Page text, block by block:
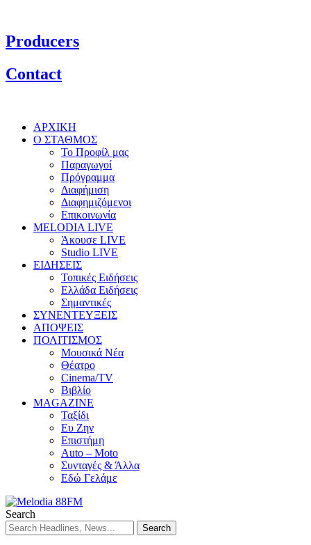
Producers
Contact
ΑΡΧΙΚΗ
Ο ΣΤΑΘΜΟΣ
Το Προφίλ μας
Παραγωγοί
Πρόγραμμα
Διαφήμιση
Διαφημιζόμενοι
Επικοινωνία
MELODIA LIVE
Άκουσε LIVE
Studio LIVE
ΕΙΔΗΣΕΙΣ
Τοπικές Ειδήσεις
Ελλάδα Ειδήσεις
Σημαντικές
ΣΥΝΕΝΤΕΥΞΕΙΣ
ΑΠΟΨΕΙΣ
ΠΟΛΙΤΙΣΜΟΣ
Μουσικά Νέα
Θέατρο
Cinema/TV
Βιβλίο
MAGAZINE
Ταξίδι
Ευ Ζην
Επιστήμη
Auto – Moto
Συνταγές & Άλλα
Εδώ Γελάμε
Search